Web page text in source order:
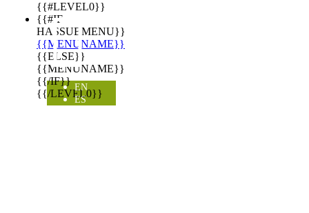
{{#LEVEL0}}
{{#IF
HASSUBMENU}}
{{MENUNAME}}
{{ELSE}}
{{MENUNAME}}
{{/IF}}
{{/LEVEL0}}

EN
ES